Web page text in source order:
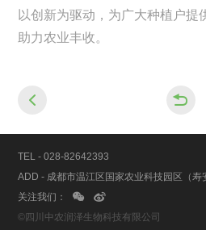
以创新为驱动，为广大种植户提
助力农业丰收。
 
TEL - 028-82642393
ADD - 成都市温江区国家农业科技园区（寿
关注我们：
 
©四川中农润泽生物科技有限公司